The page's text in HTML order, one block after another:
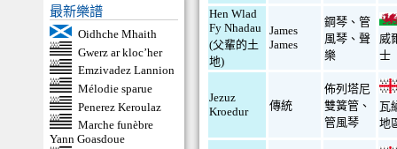
最新樂譜
Oidhche Mhaith
Gwerz ar kloc’her
Emzivadez Lannion
Mélodie sparue
Penerez Keroulaz
Marche funèbre
Yann Goasdoue
Hen Wlad
Fy Nhadau
(父輩的土
地)
James
James
鋼琴 、管
風琴 、聲
樂
威
士
Jezuz
Kroedur
傳統
佈列塔尼
雙簧管 、
管風琴
瓦
地